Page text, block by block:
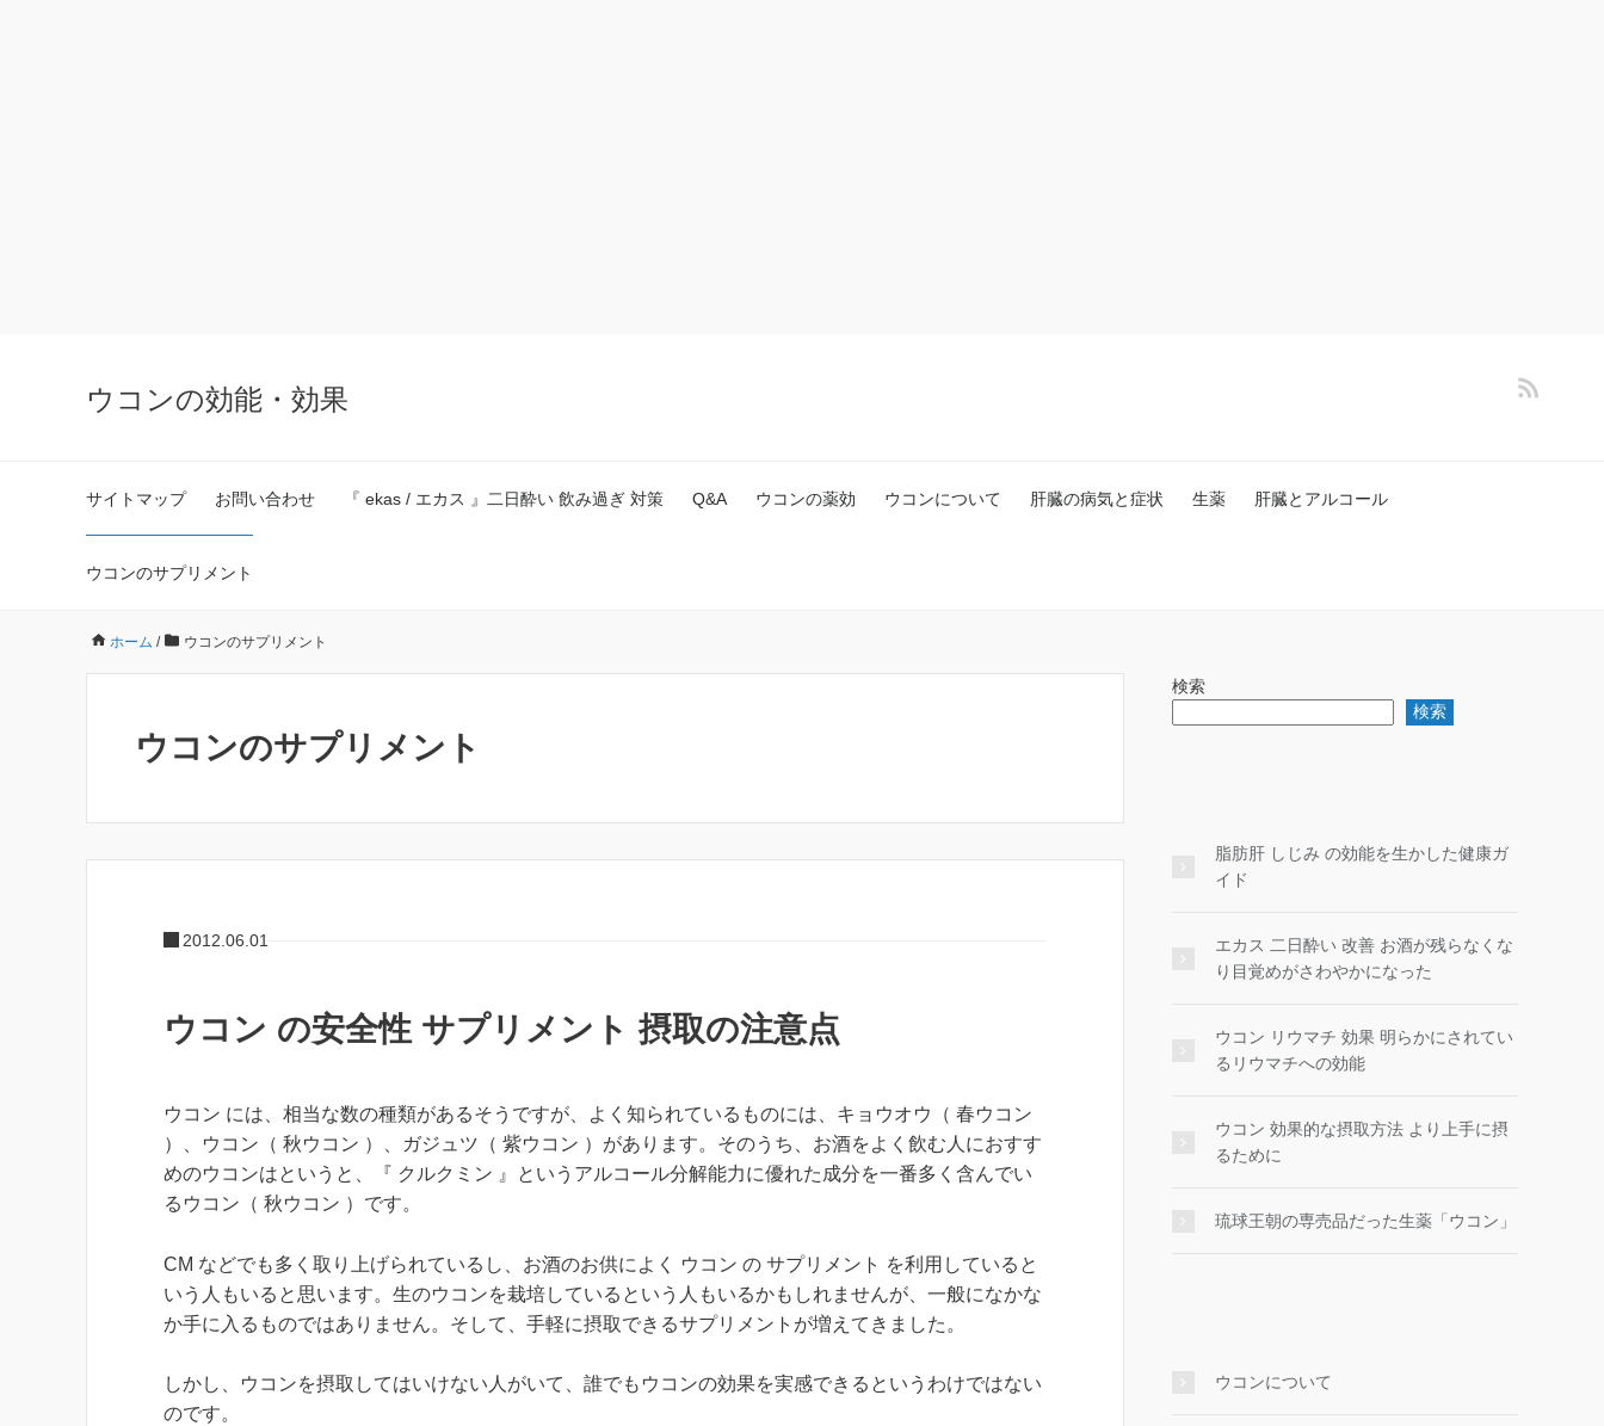
ウコンの効能・効果
サイトマップ お問い合わせ 『 ekas / エカス 』二日酔い 飲み過ぎ 対策 Q&A ウコンの薬効 ウコンについて 肝臓の病気と症状 生薬 肝臓とアルコール
ウコンのサプリメント
ホーム / ウコンのサプリメント
ウコンのサプリメント
2012.06.01
ウコン の安全性 サプリメント 摂取の注意点
ウコン には、相当な数の種類があるそうですが、よく知られているものには、キョウオウ（ 春ウコン
）、ウコン（ 秋ウコン ）、ガジュツ（ 紫ウコン ）があります。そのうち、お酒をよく飲む人におすす
めのウコンはというと、『 クルクミン 』というアルコール分解能力に優れた成分を一番多く含んでい
るウコン（ 秋ウコン ）です。
CM などでも多く取り上げられているし、お酒のお供によく ウコン の サプリメント を利用していると
いう人もいると思います。生のウコンを栽培しているという人もいるかもしれませんが、一般になかな
か手に入るものではありません。そして、手軽に摂取できるサプリメントが増えてきました。
しかし、ウコンを摂取してはいけない人がいて、誰でもウコンの効果を実感できるというわけではない
のです。
検索
検索
脂肪肝 しじみ の効能を生かした健康ガ
イド
エカス 二日酔い 改善 お酒が残らなくな
り目覚めがさわやかになった
ウコン リウマチ 効果 明らかにされてい
るリウマチへの効能
ウコン 効果的な摂取方法 より上手に摂
るために
琉球王朝の専売品だった生薬「ウコン」
ウコンについて